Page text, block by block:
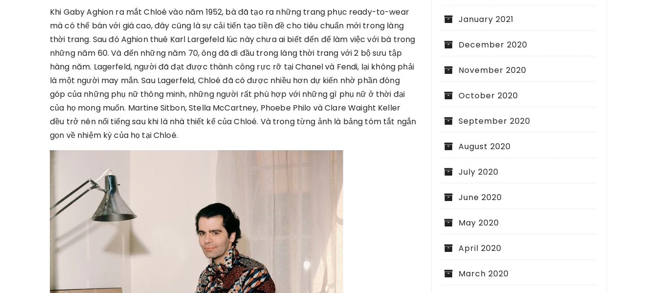
Khi Gaby Aghion ra mắt Chloé vào năm 1952, bà đã tạo ra những trang phục ready-to-wear
mà có thể bán với giá cao, đây cũng là sự cải tiến tạo tiền đề cho tiêu chuẩn mới trong làng
thời trang. Sau đó Aghion thuê Karl Largefeld lúc này chưa ai biết đến để làm việc với bà trong
những năm 60. Và đến những năm 70, ông đã đi đầu trong làng thời trang với 2 bộ sưu tập
hàng năm. Lagerfeld, người đã đạt được thành công rực rỡ tại Chanel và Fendi, lại không phải
là một người may mắn. Sau Lagerfeld, Chloé đã có được nhiều hơn dự kiến nhờ phần đóng
góp của những phụ nữ thông minh, những người rất phù hợp với những gì phụ nữ ở thời đại
của họ mong muốn. Martine Sitbon, Stella McCartney, Phoebe Philo và Clare Waight Keller
đều trở nên nổi tiếng sau khi là nhà thiết kế của Chloé. Và trong từng ảnh là bảng tóm tắt ngắn
gọn về nhiệm kỳ của họ tại Chloé.
January 2021
December 2020
November 2020
October 2020
September 2020
August 2020
July 2020
June 2020
May 2020
April 2020
March 2020